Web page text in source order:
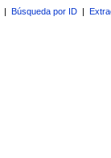
| Búsqueda por ID |